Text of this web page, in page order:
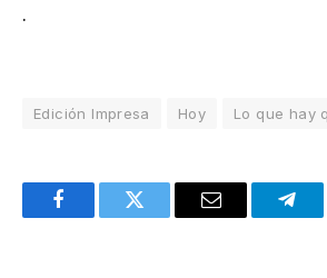
.
Edición Impresa Hoy Lo que hay
FacebookTwitter Email